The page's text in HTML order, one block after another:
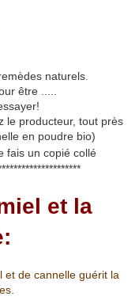
naturels.
être .....
le producteur, tout près
en poudre bio)
fais un copié collé
et la
et de cannelle guérit la